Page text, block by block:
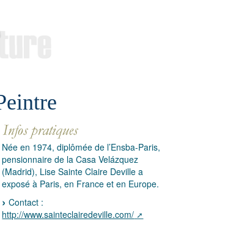
Née en 1974, diplômée de l’Ensba-Paris,
pensionnaire de la Casa Velázquez
(Madrid), Lise Sainte Claire Deville a
exposé à Paris, en France et en Europe.
Contact :
http://www.sainteclairedeville.com/